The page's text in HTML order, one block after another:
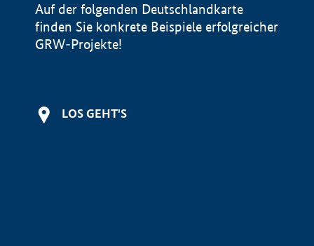
Auf der folgenden Deutschlandkarte
finden Sie konkrete Beispiele erfolgreicher
GRW-Projekte!
LOS GEHT'S